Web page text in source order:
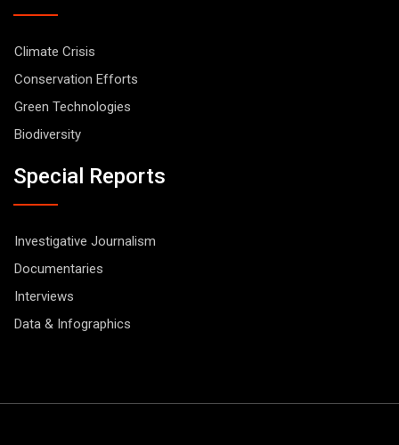
Climate Crisis
Conservation Efforts
Green Technologies
Biodiversity
Special Reports
Investigative Journalism
Documentaries
Interviews
Data & Infographics